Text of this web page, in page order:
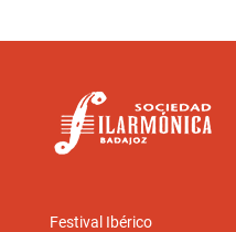
Festival Ibérico